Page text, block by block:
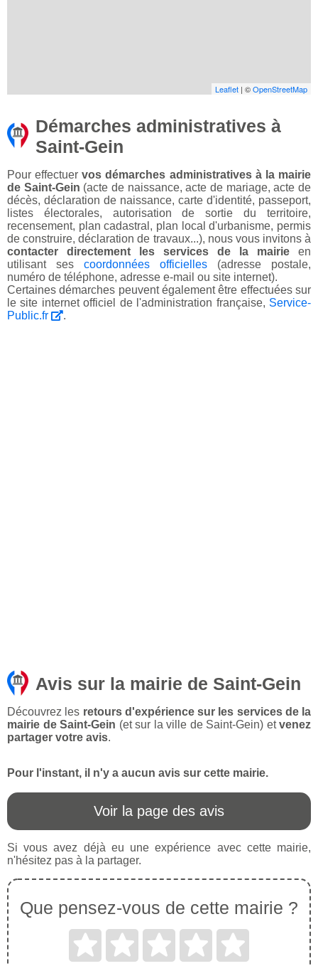
Leaflet | ©OpenStreetMap
Démarches administratives à
Saint-Gein
Pour effectuervos démarches administratives à la mairie
de Saint-Gein (acte de naissance, acte de mariage, acte de
décès, déclaration de naissance, carte d'identité, passeport,
listes électorales, autorisation de sortie du territoire,
recensement, plan cadastral, plan local d'urbanisme, permis
de construire, déclaration de travaux...), nous vous invitons à
contacter directement les services de la mairie en
utilisant ses coordonnées officielles (adresse postale,
numéro de téléphone, adresse e-mail ou site internet).
Certaines démarches peuvent également être effectuées sur
le site internet officiel de l'administration française, Service-
Public.fr
.
Avis sur la mairie de Saint-Gein
Découvrez les retours d'expérience sur les services de la
mairie de Saint-Gein (et sur la ville de Saint-Gein) etvenez
partager votre avis.
Pour l'instant, il n'y a aucun avis sur cette mairie.
Voir la page des avis
Si vous avez déjà eu une expérience avec cette mairie,
n'hésitez pas à la partager.
Que pensez-vous de cette mairie ?